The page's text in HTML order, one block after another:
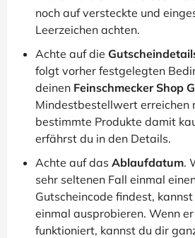
noch auf versteckte und
Leerzeichen achten.
Achte auf die
folgt vorher festgelegten
deinen Feinschmecker Shop
Mindestbestellwert erreichen
bestimmte Produkte damit
erfährst du in den Details.
Achte auf das Ablaufdatum.
sehr seltenen Fall einmal
Gutscheincode findest,
einmal ausprobieren. Wenn
funktioniert, kannst du dir